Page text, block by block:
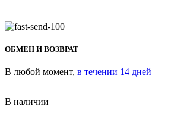
ОБМЕН И ВОЗВРАТ
В любой момент, в течении 14 дней
В наличии